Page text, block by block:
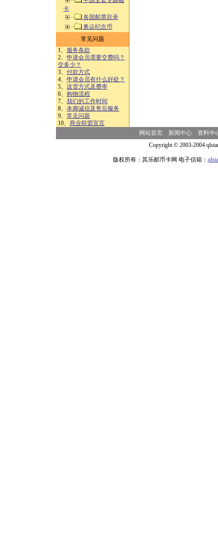
卡
各国邮票目录
奥运纪念币
常见问题
1、 服务条款
2、 申请会员需要交费吗？
交多少？
3、 付款方式
4、 申请会员有什么好处？
5、 送货方式及费率
6、 购物流程
7、 我们的工作时间
8、 本廊诚信及售后服务
9、 常见问题
10、 商业联盟宣言
网站首页 新闻中心
资料中
Copyright © 2003-2004
版权所有：其乐邮币卡网 电子信箱：